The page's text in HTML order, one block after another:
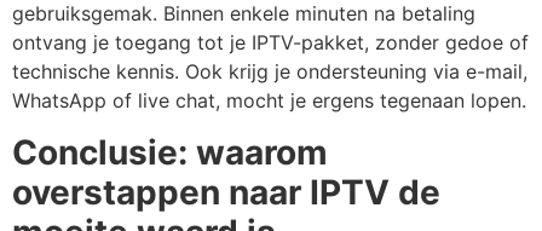
gebruiksgemak. Binnen enkele minuten na betaling
ontvang je toegang tot je IPTV-pakket, zonder gedoe of
technische kennis. Ook krijg je ondersteuning via e-mail,
WhatsApp of live chat, mocht je ergens tegenaan lopen.
Conclusie: waarom
overstappen naar IPTV de